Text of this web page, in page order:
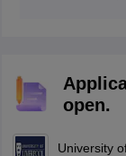
open.
University